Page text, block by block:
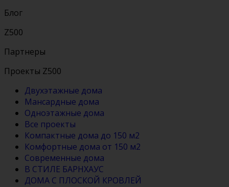
Блог
Z500
Партнеры
Проекты Z500
Двухэтажные дома
Мансардные дома
Одноэтажные дома
Все проекты
Компактные дома до 150 м2
Комфортные дома от 150 м2
Современные дома
В СТИЛЕ БАРНХАУС
ДОМА С ПЛОСКОЙ КРОВЛЕЙ